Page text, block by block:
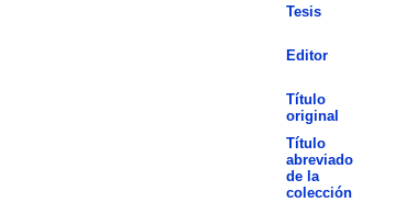
Tesis
Editor
Título
original
Título
abreviado
de la
colección